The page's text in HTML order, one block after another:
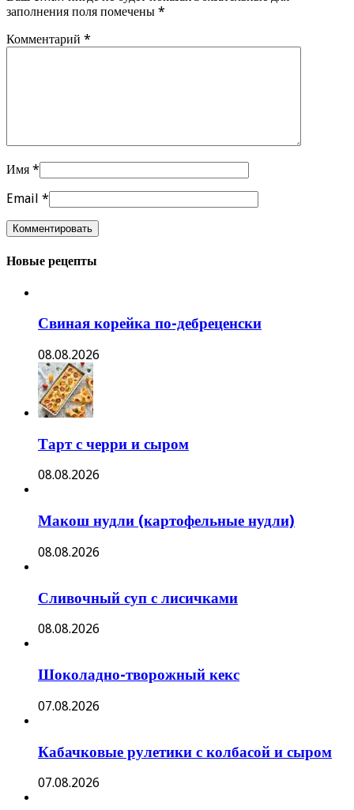
заполнения поля помечены *
Комментарий *
Имя *
Email *
Новые рецепты
Свиная корейка по-дебреценски
08.08.2026
Тарт с черри и сыром
08.08.2026
Макош нудли (картофельные нудли)
08.08.2026
Сливочный суп с лисичками
08.08.2026
Шоколадно-творожный кекс
07.08.2026
Кабачковые рулетики с колбасой и сыром
07.08.2026